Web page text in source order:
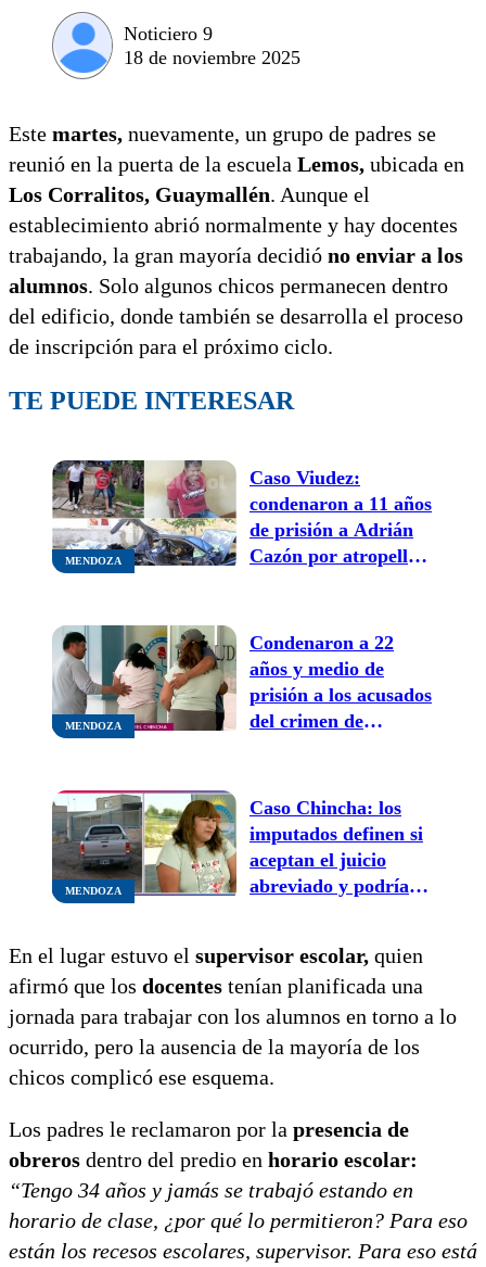
Noticiero 9
18 de noviembre 2025
Este martes, nuevamente, un grupo de padres se
reunió en la puerta de la escuela Lemos, ubicada en
Los Corralitos, Guaymallén. Aunque el
establecimiento abrió normalmente y hay docentes
trabajando, la gran mayoría decidió no enviar a los
alumnos. Solo algunos chicos permanecen dentro
del edificio, donde también se desarrolla el proceso
de inscripción para el próximo ciclo.
TE PUEDE INTERESAR
MENDOZA
Caso Viudez:
condenaron a 11 años
de prisión a Adrián
Cazón por atropellar
MENDOZA
Condenaron a 22
años y medio de
prisión a los acusados
del crimen de
MENDOZA
Caso Chincha: los
imputados definen si
aceptan el juicio
abreviado y podría
En el lugar estuvo el supervisor escolar, quien
afirmó que los docentes tenían planificada una
jornada para trabajar con los alumnos en torno a lo
ocurrido, pero la ausencia de la mayoría de los
chicos complicó ese esquema.
Los padres le reclamaron por la presencia de
obreros dentro del predio en horario escolar:
“Tengo 34 años y jamás se trabajó estando en
horario de clase, ¿por qué lo permitieron? Para eso
están los recesos escolares, supervisor. Para eso está